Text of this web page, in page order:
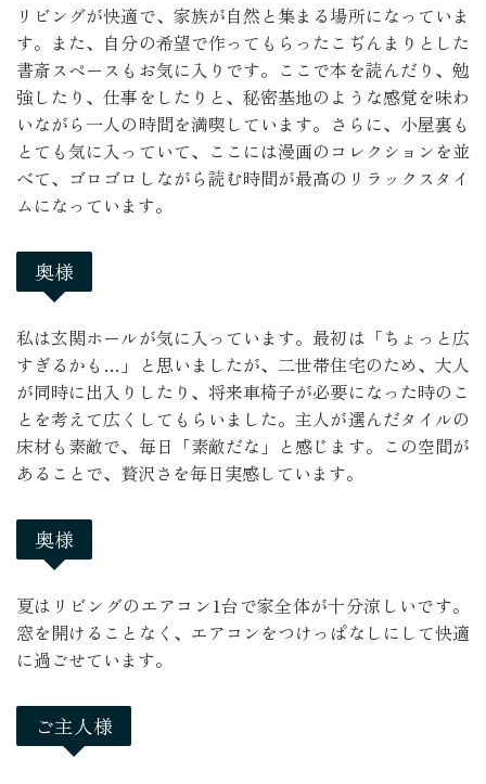
リビングが快適で、家族が自然と集まる場所になっていま
す。また、自分の希望で作ってもらったこぢんまりとした
書斎スペースもお気に入りです。ここで本を読んだり、勉
強したり、仕事をしたりと、秘密基地のような感覚を味わ
いながら一人の時間を満喫しています。さらに、小屋裏も
とても気に入っていて、ここには漫画のコレクションを並
べて、ゴロゴロしながら読む時間が最高のリラックスタイ
ムになっています。
奥様
私は玄関ホールが気に入っています。最初は「ちょっと広
すぎるかも…」と思いましたが、二世帯住宅のため、大人
が同時に出入りしたり、将来車椅子が必要になった時のこ
とを考えて広くしてもらいました。主人が選んだタイルの
床材も素敵で、毎日「素敵だな」と感じます。この空間が
あることで、贅沢さを毎日実感しています。
奥様
夏はリビングのエアコン1台で家全体が十分涼しいです。
窓を開けることなく、エアコンをつけっぱなしにして快適
に過ごせています。
ご主人様